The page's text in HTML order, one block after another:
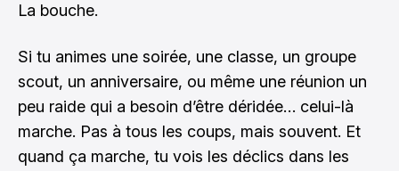
La bouche.
Si tu animes une soirée, une classe, un groupe
scout, un anniversaire, ou même une réunion un
peu raide qui a besoin d’être déridée… celui-là
marche. Pas à tous les coups, mais souvent. Et
quand ça marche, tu vois les déclics dans les